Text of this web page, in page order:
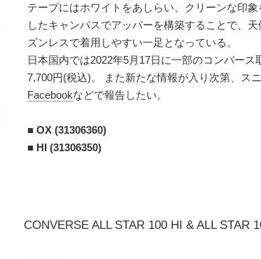
テープにはホワイトをあしらい、クリーンな印
したキャンバスでアッパーを構築することで、
ズンレスで着用しやすい一足となっている。
日本国内では2022年5月17日に一部のコンバー
7,700円(税込)。 また新たな情報が入り次第、ス
Facebookなどで報告したい。
■ OX (31306360)
■ HI (31306350)
CONVERSE ALL STAR 100 HI & ALL STAR